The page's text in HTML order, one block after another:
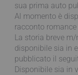
sua prima auto
Al momento è
racconto romance
La storia breve m/
disponibile sia in
pubblicato il
Disponibile sia in